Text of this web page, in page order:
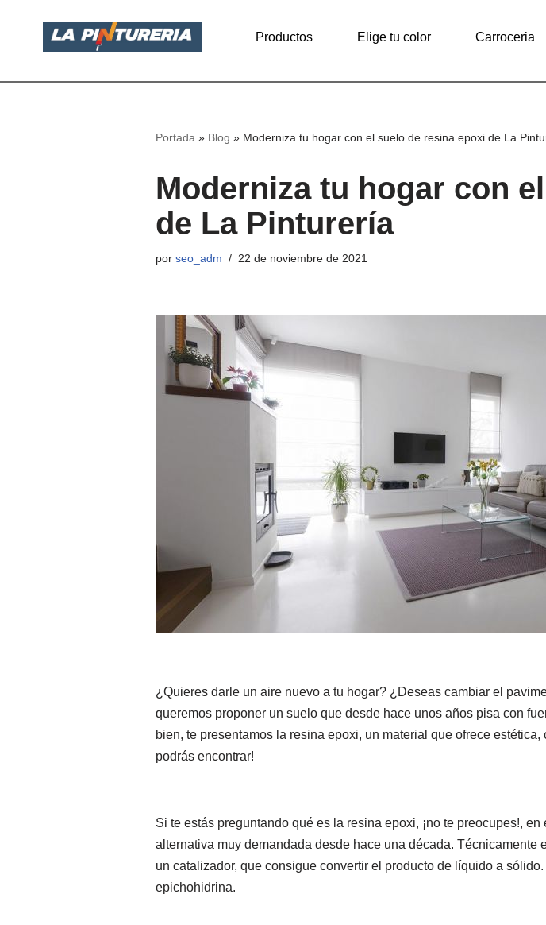
contenido
Productos Elige tu color Carroceria
Portada» Blog » Moderniza tu hogar con el suelo de resina epoxi de La
Moderniza tu hogar con
de La Pinturería
por seo_adm 22 de noviembre de 2021
¿Quieres darle un aire nuevo a tu hogar? ¿Deseas cambiar el
queremos proponer un suelo que desde hace unos años pisa con
bien, te presentamos la resina epoxi, un material que ofrece
podrás encontrar!
Si te estás preguntando qué es la resina epoxi, ¡no te preocupes!,
alternativa muy demandada desde hace una década.
un catalizador, que consigue convertir el producto de líquido a
epichohidrina.